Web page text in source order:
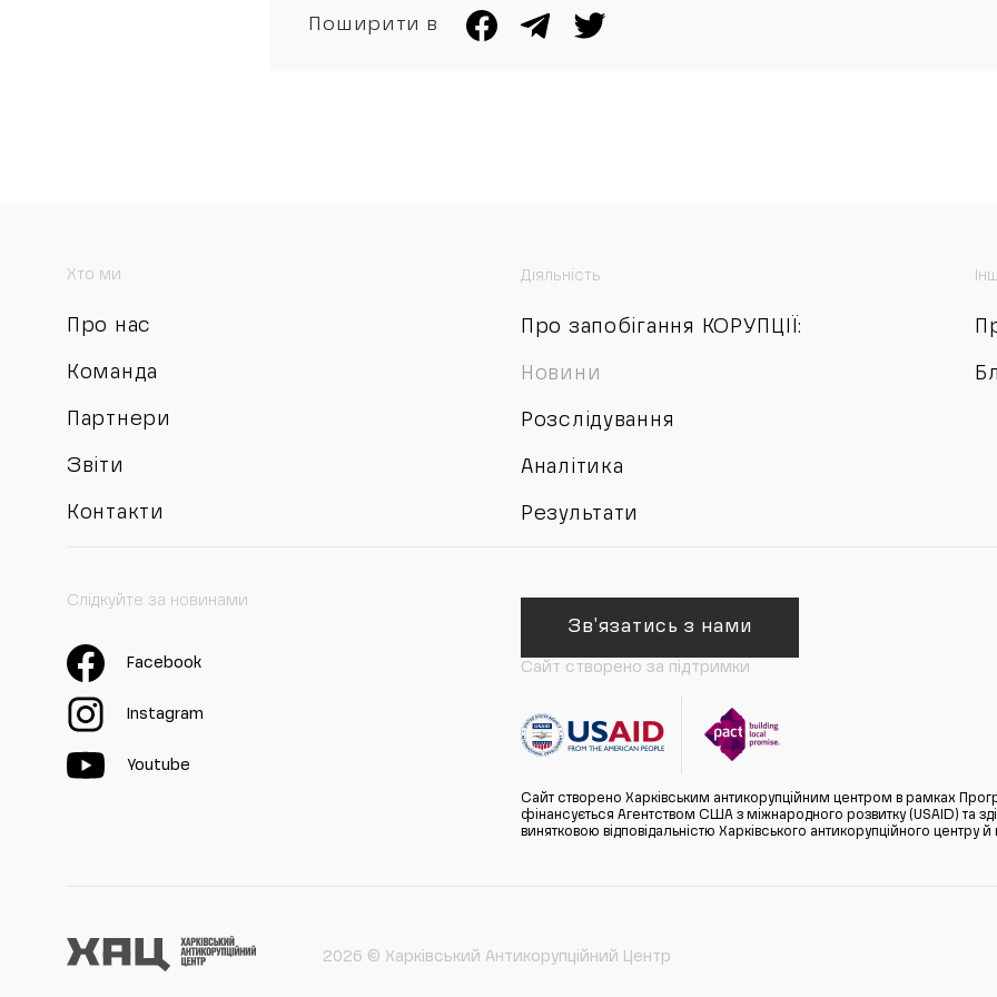
Поширити в
Хто ми
Про нас
Команда
Партнери
Звіти
Контакти
Діяльність
Про запобігання КОРУПЦІЇ:
Новини
Розслідування
Аналітика
Результати
Слідкуйте за новинами
Facebook
Instagram
Youtube
Зв'язатись з нами
Сайт створено за підтримки
Сайт створено Харківським антикорупційним центром в рамках
фінансується Агентством США з міжнародного розвитку (USAID) та
винятковою відповідальністю Харківського антикорупційного
2026 © Харківський Антикорупційний Центр